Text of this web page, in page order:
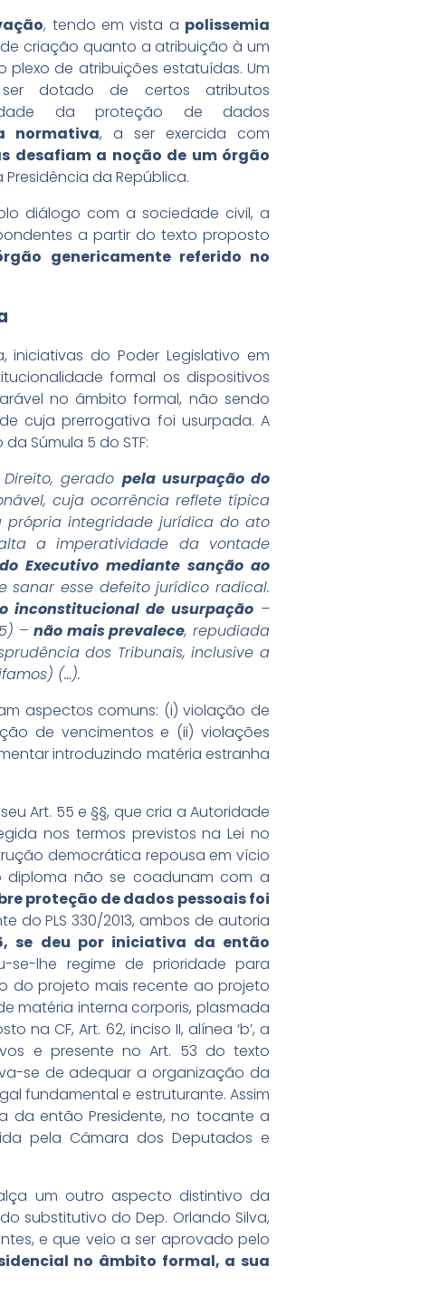
, tendo em vista a polissemia
criação quanto a atribuição à um
de atribuições estatuídas. Um
dotado de certos atributos
da proteção de dados
normativa, a ser exercida com
desafiam a noção de um órgão
da República.
diálogo com a sociedade civil, a
a partir do texto proposto
genericamente referido no
do Poder Legislativo em
formal os dispositivos
no âmbito formal, não sendo
cuja prerrogativa foi usurpada. A
Súmula 5 do STF:
gerado pela usurpação do
cuja ocorrência reflete típica
própria integridade jurídica do ato
a imperatividade da vontade
Executivo mediante sanção ao
esse defeito jurídico radical.
inconstitucional de usurpação–
– não mais prevalece, repudiada
dos Tribunais, inclusive a
(…).
aspectos comuns: (i) violação de
de vencimentos e (ii) violações
introduzindo matéria estranha
Art. 55 e §§, que cria a Autoridade
nos termos previstos na Lei no
democrática repousa em vício
diploma não se coadunam com a
proteção de dados pessoais foi
do PLS 330/2013, ambos de autoria
se deu por iniciativa da então
se-lhe regime de prioridade para
do projeto mais recente ao projeto
matéria interna corporis, plasmada
CF, Art. 62, inciso II, alínea ‘b’, a
e presente no Art. 53 do texto
se de adequar a organização da
fundamental e estruturante. Assim
da então Presidente, no tocante a
pela Câmara dos Deputados e
um outro aspecto distintivo da
substitutivo do Dep. Orlando Silva,
e que veio a ser aprovado pelo
no âmbito formal, a sua